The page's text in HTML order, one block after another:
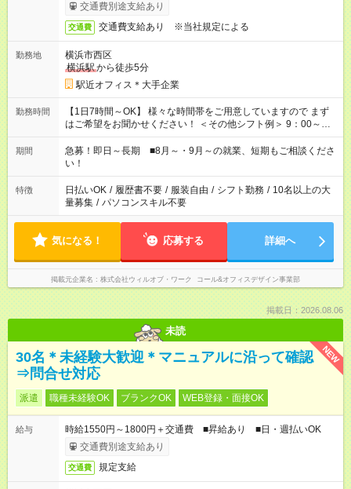
交通費別途支給あり
交通費 交通費支給あり ※当社規定による
勤務地
横浜市西区
横浜駅から徒歩5分
駅近オフィス＊大手企業
勤務時間
【1日7時間～OK】 様々な時間帯をご用意していますので まず
はご希望をお聞かせください！ ＜その他シフト例＞ 9：00～
17：00 11：00～20：00 などなど！その他のお時間もOKです！
期間
急募！即日～長期 ■8月～・9月～の就業、短期もご相談くださ
い！
特徴 日払いOK / 履歴書不要 / 服装自由 / シフト勤務 / 10名以上の大
量募集 / パソコンスキル不要
気になる！ 応募する 詳細へ
掲載元企業名 株式会社ウィルオブ・ワーク コール&オフィスデザイン事業部
掲載日：2026.08.06
未読
NEW
30名＊未経験大歓迎＊マニュアルに沿って確認
⇒問合せ対応
派遣 職種未経験OK ブランクOK WEB登録・面接OK
給与
時給1550円～1800円＋交通費 ■昇給あり ■日・週払いOK
交通費別途支給あり
交通費 規定支給